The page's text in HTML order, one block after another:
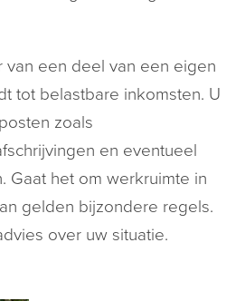
van een deel van een eigen
tot belastbare inkomsten. U
zoals
en eventueel
Gaat het om werkruimte in
gelden bijzondere regels.
over uw situatie.